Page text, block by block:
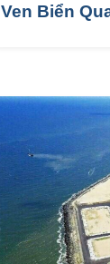
Ven Biển